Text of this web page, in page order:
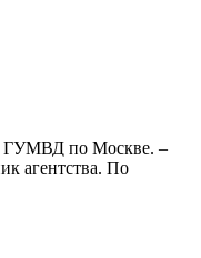
ГУМВД по Москве. –
агентства. По